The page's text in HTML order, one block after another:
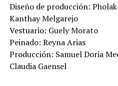
Diseño de producción:
Kanthay Melgarejo
Vestuario: Guely Morato
Peinado: Reyna Arias
Producción: Samuel Doria
Claudia Gaensel